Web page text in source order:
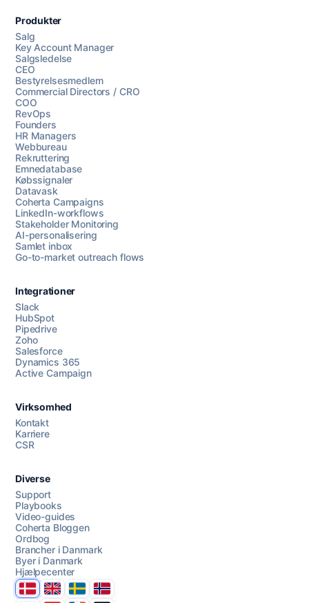
Chat med os
AI Campaign Assist
Produkter
Salg
Key Account Manager
Salgsledelse
CEO
Bestyrelsesmedlem
Commercial Directors / CRO
COO
RevOps
Founders
HR Managers
Webbureau
Rekruttering
Emnedatabase
Købssignaler
Datavask
Coherta Campaigns
LinkedIn-workflows
Stakeholder Monitoring
AI-personalisering
Samlet inbox
Go-to-market outreach flows
Integrationer
Slack
HubSpot
Pipedrive
Zoho
Salesforce
Dynamics 365
Active Campaign
Virksomhed
Kontakt
Karriere
CSR
Diverse
Support
Playbooks
Video-guides
Coherta Bloggen
Ordbog
Brancher i Danmark
Byer i Danmark
Hjælpecenter
DanmarkUnited Kingdom
SverigeNorge